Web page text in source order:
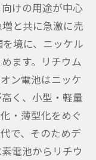
けの用途が中心
と共に急激に売
境に、ニッケル
ます。リチウム
ン電池はニッケ
く、小型・軽量
・薄型化をめぐ
で、そのためデ
電池からリチウ